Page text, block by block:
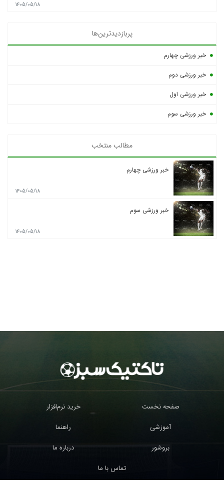
1405/05/18
پربازدیدترین‌ها
خبر ورزشی چهارم
خبر ورزشی دوم
خبر ورزشی اول
خبر ورزشی سوم
مطالب منتخب
خبر ورزشی چهارم
1405/05/18
خبر ورزشی سوم
1405/05/18
صفحه نخست
خرید نرم‌افزار
آموزشی
راهنما
بروشور
درباره ما
تماس با ما